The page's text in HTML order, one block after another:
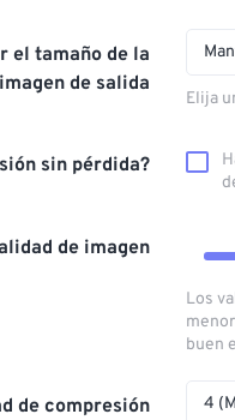
el tamaño de la
imagen de salida
Elija
sin pérdida?
de imagen
Los
buen
de compresión 4